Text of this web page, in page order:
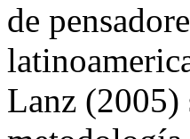
de
Lanz (2005)